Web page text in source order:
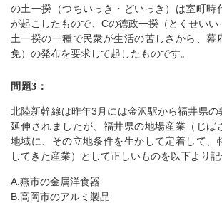
の土一揆（つちいっき・どいっき）は室町時
が起こしたもので、Cの徳政一揆（とくせい
土一揆の一種で民衆が生活の苦しさから、幕
免）の発布を要求して起したものです。
問題3：
北陸新幹線は昨年3月には金沢駅から福井県
延伸されましたが、福井県の地場産業（じば
地域に、その立地条件を生かして定着して、
してきた産業）として正しいものを以下より記
A.燕市の金属洋食器
B.高岡市のアルミ製品